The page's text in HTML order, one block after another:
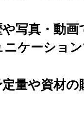
写真・動
ニケーショ
量や資材の